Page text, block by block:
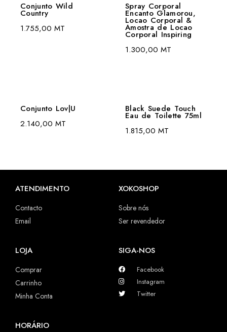
Conjunto Wild
Country
1.755,00 MT
Spray Corporal
Encanto Glamorou,
Locao Corporal &
Amostra de Locao
Corporal Inspiring
1.300,00 MT
Conjunto Lov|U
2.140,00 MT
Black Suede Touch
Eau de Toilette 75ml
1.815,00 MT
ATENDIMENTO
Contacto
Email
XOKOSHOP
Sobre nós
Ser revendedor
LOJA
Comprar
Carrinho
Minha Conta
SIGA-NOS
Facebook
Instagram
Twitter
HORÁRIO